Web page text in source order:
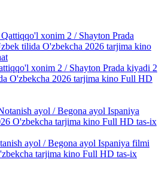
xonim 2 / Shayton Prada kiyadi 2
O'zbekcha 2026 tarjima kino Full HD
ayol / Begona ayol Ispaniya filmi
tarjima kino Full HD tas-ix